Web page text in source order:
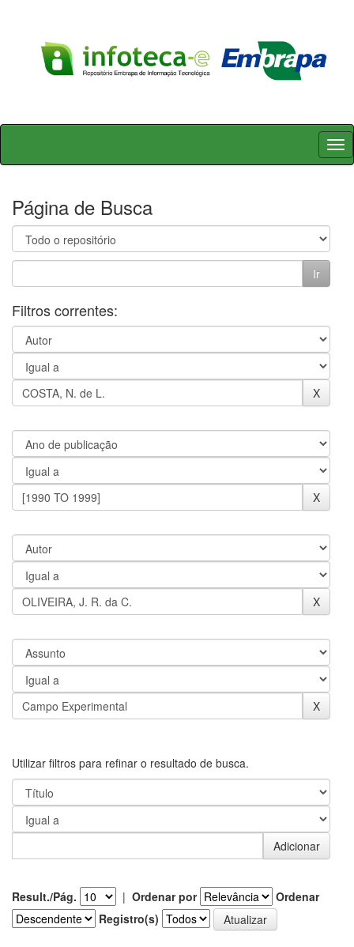
Skip
Página de Busca
Filtros correntes:
Utilizar filtros para refinar o resultado de busca.
Result./Pág. | Ordenar por
Ordenar
Registro(s)